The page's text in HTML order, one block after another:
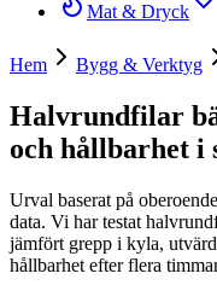
Mat & Dryck
Hem Bygg & Verktyg
Halvrundfilar
och hållbarhet i
Urval baserat på
data. Vi har testat
jämfört grepp i kyla,
hållbarhet efter flera